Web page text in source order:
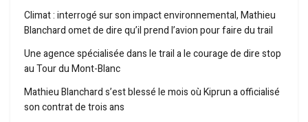
Climat : interrogé sur son impact environnemental, Mathieu
Blanchard omet de dire qu’il prend l’avion pour faire du trail
Une agence spécialisée dans le trail a le courage de dire stop
au Tour du Mont-Blanc
Mathieu Blanchard s’est blessé le mois où Kiprun a officialisé
son contrat de trois ans